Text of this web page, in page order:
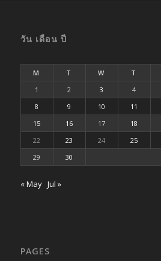
วัน เดือน ปี
M T W T
1
2 3 4
8
9 10 11
15
16 17 18
22
23 24 25
29
30
« May Jul »
PAGES